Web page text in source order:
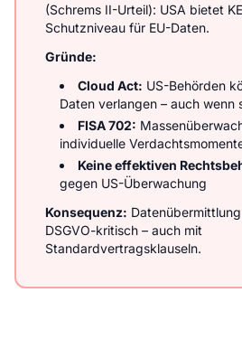
(Schrems II-Urteil): USA bietet
Schutzniveau für EU-Daten.
Gründe:
Cloud Act: US-Behörden
Daten verlangen – auch wenn
FISA 702:
individuelle
Keine effektiven
gegen US-Überwachung
Konsequenz:
DSGVO-kritisch – auch mit
Standardvertragsklauseln.